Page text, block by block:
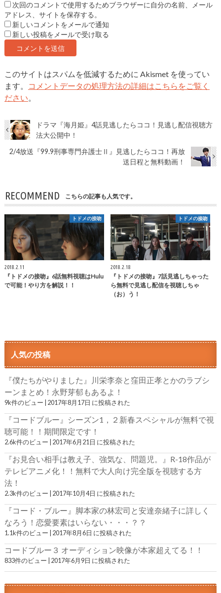
次回のコメントで使用するためブラウザーに自分の名前、メール
アドレス、サイトを保存する。
新しいコメントをメールで通知
新しい投稿をメールで受け取る
このサイトはスパムを低減するために Akismet を使ってい
ます。
コメントデータの処理方法の詳細はこちらをご覧く
ださい
ドラマ『海月姫』4話見逃したらココ！見逃し配信視聴方
法大公開中！
2/4放送『99.9刑事専門弁護士Ⅱ』見逃したらココ！再放
送日程と無料動画！
RECOMMEND こちらの記事も人気です。
トドメの接吻
2018.2.11
『トドメの接吻』6話無料視聴はHulu
で可能！やり方を解説！！
トドメの接吻
2018.2.18
『トドメの接吻』7話見逃しちゃった
ら無料で見逃し配信を視聴しちゃ
（お）う！
人気の投稿
『僕たちがやりました』川栄李奈と窪田正孝とかのラブシ
ーンまとめ！永野芽郁もあるよ！
9k件のビュー 2017年8月17日 に投稿された
『コードブルー』シーズン1，２新春スペシャルが無料で視
聴可能！！期間限定です！
2.6k件のビュー 2017年6月21日 に投稿された
『お見合い相手は教え子、強気な、問題児。』R-18作品が
テレビアニメ化！！無料で大人向け完全版を視聴する方
法！
2.3k件のビュー 2017年10月4日 に投稿された
『コード・ブルー』脚本家の林宏司と安達奈緒子に詳しく
なろう！恋愛要素はいらない・・・？？
1.1k件のビュー 2017年8月6日 に投稿された
コードブルー３ オーディション映像が本家超えてる！！
833件のビュー 2017年6月9日 に投稿された